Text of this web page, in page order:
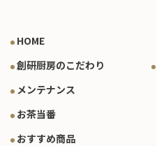
HOME
創研厨房のこだわり
メンテナンス
お茶当番
おすすめ商品